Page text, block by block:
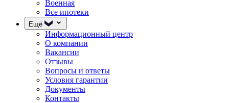
Военная
Все ипотеки
Ещё
Информационный центр
О компании
Вакансии
Отзывы
Вопросы и ответы
Условия гарантии
Документы
Контакты